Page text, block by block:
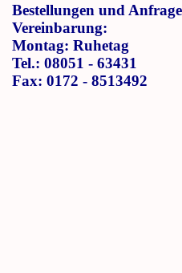
Bestellungen und
Vereinbarung:
Montag: Ruhetag
Tel.: 08051 - 63431
Fax: 0172 - 8513492